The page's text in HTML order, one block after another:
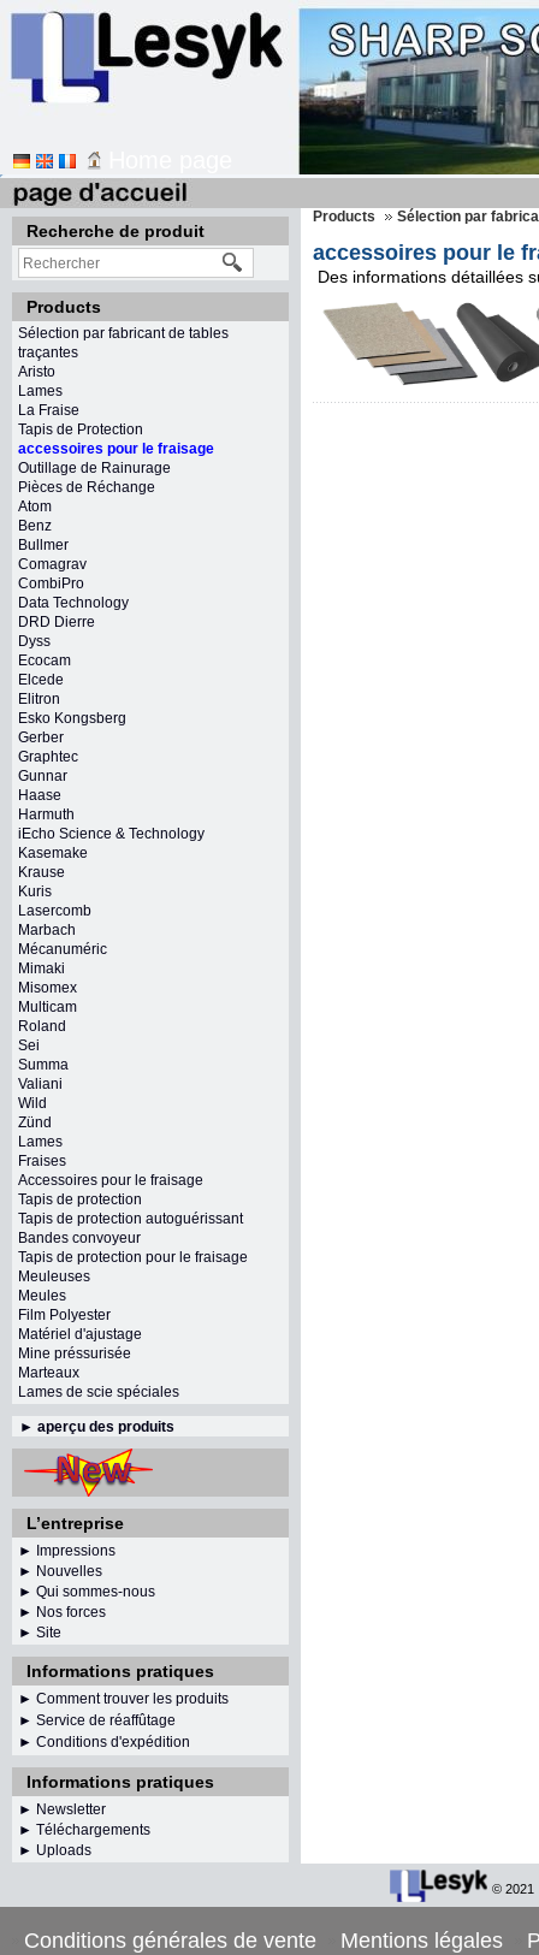
Recherche de produit
Products
Sélection par fabricant de tables
traçantes
Aristo
Lames
La Fraise
Tapis de Protection
accessoires pour le fraisage
Outillage de Rainurage
Pièces de Réchange
Atom
Benz
Bullmer
Comagrav
CombiPro
Data Technology
DRD Dierre
Dyss
Ecocam
Elcede
Elitron
Esko Kongsberg
Gerber
Graphtec
Gunnar
Haase
Harmuth
iEcho Science & Technology
Kasemake
Krause
Kuris
Lasercomb
Marbach
Mécanuméric
Mimaki
Misomex
Multicam
Roland
Sei
Summa
Valiani
Wild
Zünd
Lames
Fraises
Accessoires pour le fraisage
Tapis de protection
Tapis de protection autoguérissant
Bandes convoyeur
Tapis de protection pour le fraisage
Meuleuses
Meules
Film Polyester
Matériel d'ajustage
Mine préssurisée
Marteaux
Lames de scie spéciales
► aperçu des produits
L’entreprise
► Impressions
► Nouvelles
► Qui sommes-nous
► Nos forces
► Site
Informations pratiques
► Comment trouver les produits
► Service de réaffûtage
► Conditions d'expédition
Informations pratiques
► Newsletter
► Téléchargements
► Uploads
Products Sélection par
accessoires pour le
Des informations détaillées
© 2021
Conditions générales de vente Mentions légales